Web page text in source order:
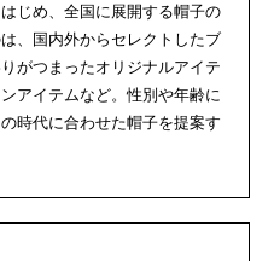
じめ、全国に展開する帽子の
、国内外からセレクトしたブ
がつまったオリジナルアイテ
アイテムなど。性別や年齢に
時代に合わせた帽子を提案す